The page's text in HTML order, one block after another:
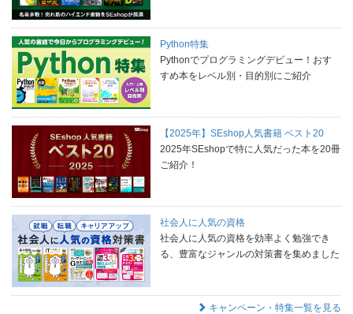
Python特集
Pythonでプログラミングデビュー！おす
すめ本をレベル別・目的別にご紹介
【2025年】SEshop人気書籍 ベスト20
2025年SEshopで特に人気だった本を20冊
ご紹介！
社会人に人気の資格
社会人に人気の資格を効率よく勉強でき
る、豊富なジャンルの対策書を集めました
キャンペーン・特集一覧を見る